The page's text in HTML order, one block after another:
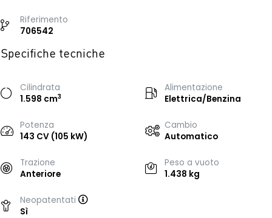
Riferimento
706542
Specifiche tecniche
Cilindrata
1.598 cm3
Alimentazione
Elettrica/Benzina
Potenza
143 CV (105 kW)
Cambio
Automatico
Trazione
Anteriore
Peso a vuoto
1.438 kg
Neopatentati
Sì